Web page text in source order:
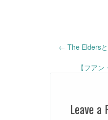
Post
← The Elders
【フア
Leave a